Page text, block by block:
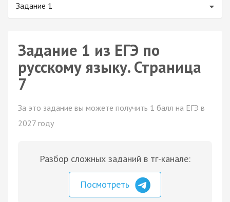
Задание 1
Задание 1 из ЕГЭ по
русскому языку. Страница
7
За это задание вы можете получить 1 балл на ЕГЭ в
2027 году
Разбор сложных заданий в тг-канале:
Посмотреть